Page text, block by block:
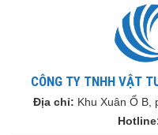
CÔNG TY TNHH VẬT
Địa chỉ: Khu Xuân Ổ B,